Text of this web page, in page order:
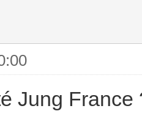
Jung France